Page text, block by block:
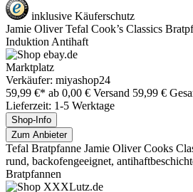
inklusive Käuferschutz
Jamie Oliver Tefal Cook’s Classics
Induktion Antihaft
Marktplatz
Verkäufer: miyashop24
59,99 €* ab 0,00 € Versand 59,99 €
Lieferzeit: 1-5 Werktage
Shop-Info
Zum Anbieter
Tefal Bratpfanne Jamie Oliver Cooks
rund, backofengeeignet,
Bratpfannen